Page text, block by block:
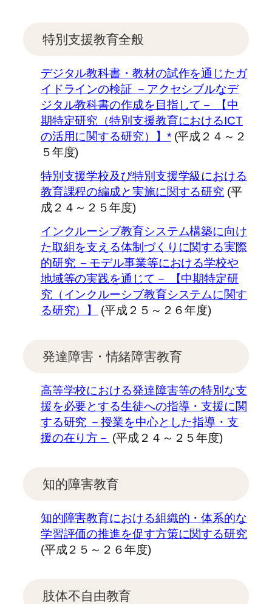
特別支援教育全般
デジタル教科書・教材の試作を通じたガ
イドラインの検証 －アクセシブルなデ
ジタル教科書の作成を目指して－ 【中
期特定研究（特別支援教育におけるICT
の活用に関する研究）】*(平成２４～２
５年度)
特別支援学校及び特別支援学級における
教育課程の編成と実施に関する研究 (平
成２４～２５年度)
インクルーシブ教育システム構築に向け
た取組を支える体制づくりに関する実際
的研究 －モデル事業等における学校や
地域等の実践を通じて－ 【中期特定研
究（インクルーシブ教育システムに関す
る研究）】
(平成２５～２６年度)
発達障害・情緒障害教育
高等学校における発達障害等の特別な支
援を必要とする生徒への指導・支援に関
する研究 －授業を中心とした指導・支
援の在り方－ (平成２４～２５年度)
知的障害教育
知的障害教育における組織的・体系的な
学習評価の推進を促す方策に関する研究
(平成２５～２６年度)
肢体不自由教育